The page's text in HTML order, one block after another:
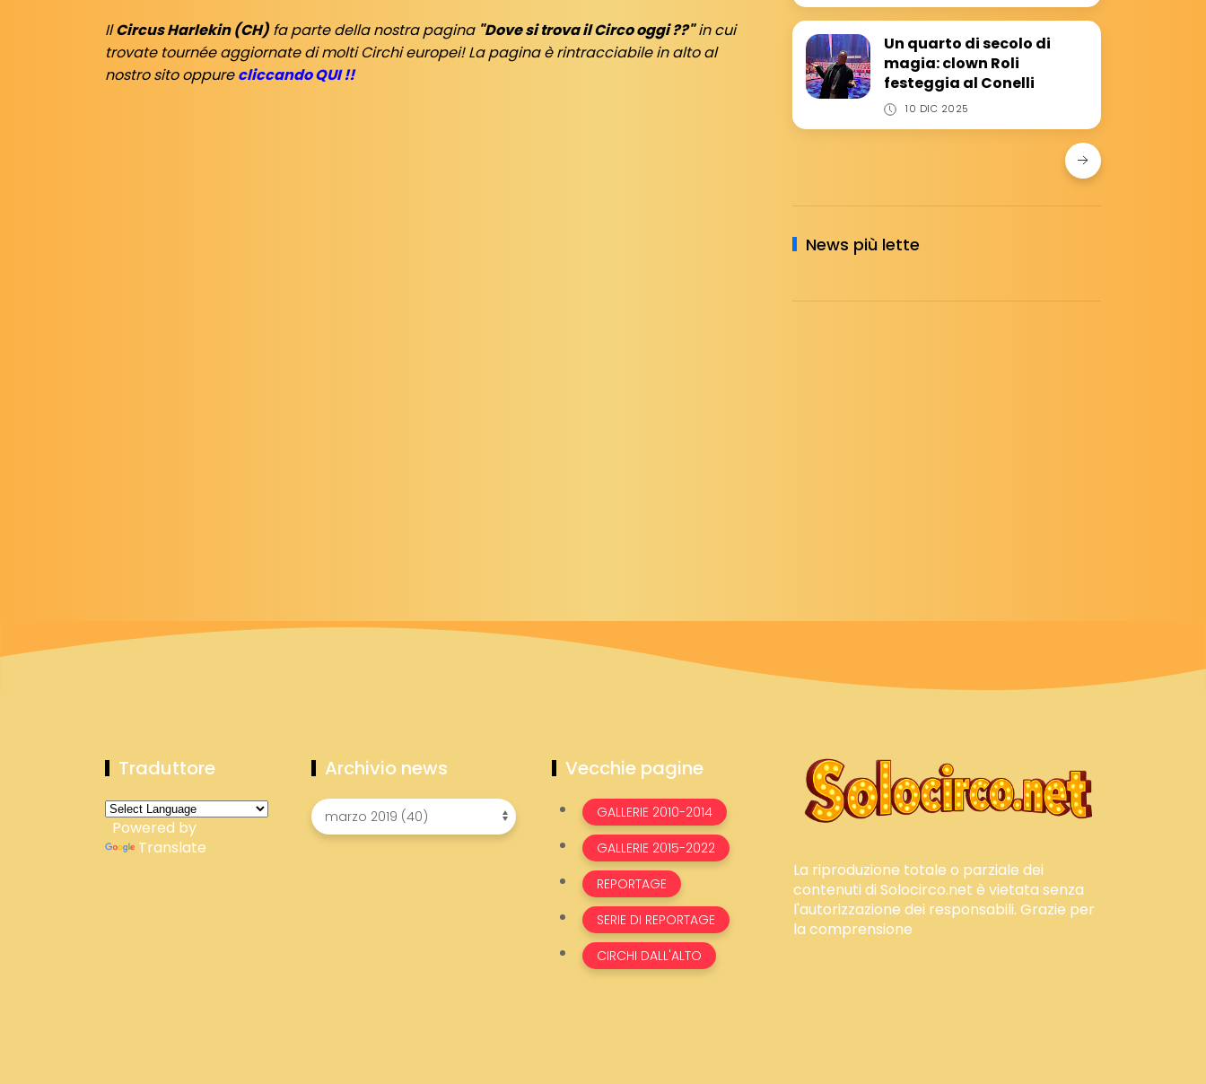
IlCircus Harlekin (CH) fa parte della nostra pagina "Dove si trova il Circo oggi ??"in cui
trovate tournée aggiornate di molti Circhi europei! La pagina è rintracciabile in alto al
nostro sito oppurecliccando QUI !!
Un quarto di secolo di
magia: clown Roli
festeggia al Conelli
10 DIC 2025
News più lette
Traduttore
Powered by
Translate
Archivio news Vecchie pagine
GALLERIE 2010-2014
GALLERIE 2015-2022
REPORTAGE
SERIE DI REPORTAGE
CIRCHI DALL'ALTO
La riproduzione totale o parziale dei
contenuti di Solocirco.net è vietata senza
l'autorizzazione dei responsabili. Grazie per
la comprensione